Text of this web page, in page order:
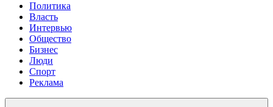
Политика
Власть
Интервью
Общество
Бизнес
Люди
Спорт
Реклама